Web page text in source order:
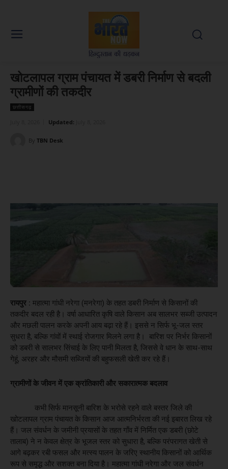
खोटलापल ग्राम पंचायत में डबरी निर्माण से बदली
ग्रामीणों की तकदीर
छत्तीसगढ़
Updated:
By TBN Desk
रायपुर : महात्मा गांधी नरेगा (मनरेगा) के तहत डबरी निर्माण से किसानों की
तकदीर बदल रही है। वर्षा आधारित कृषि वाले किसान अब सालभर सब्जी उत्पादन
और मछली पालन करके अपनी आय बढ़ा रहे हैं। इससे न सिर्फ भू-जल स्तर
सुधरा है, बल्कि गांवों में स्थाई रोजगार मिलने लगा है। बारिश पर निर्भर किसानों
को डबरी से सालभर सिंचाई के लिए पानी मिलता है, जिससे वे धान के साथ-साथ
गेहूं, अरहर और मौसमी सब्जियों की बहुफसली खेती कर रहे हैं।
ग्रामीणों के जीवन में एक क्रांतिकारी और सकारात्मक बदलाव
कभी सिर्फ मानसूनी बारिश के भरोसे रहने वाले बस्तर जिले की
खोटलापल ग्राम पंचायत के किसान आज आत्मनिर्भरता की नई इबारत लिख रहे
हैं। जल संवर्धन के जमीनी प्रयासों के तहत गाँव में निर्मित एक डबरी (छोटे
तालाब) ने न केवल क्षेत्र के भूजल स्तर को सुधारा है, बल्कि परंपरागत खेती से
आगे बढ़कर रबी फसल और मत्स्य पालन के जरिए स्थानीय किसानों को आर्थिक
रूप से समृद्ध और सशक्त बना दिया है। महात्मा गांधी नरेगा और जल संवर्धन